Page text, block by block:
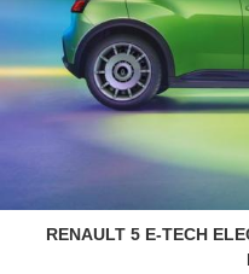
RENAULT 5 E-TECH